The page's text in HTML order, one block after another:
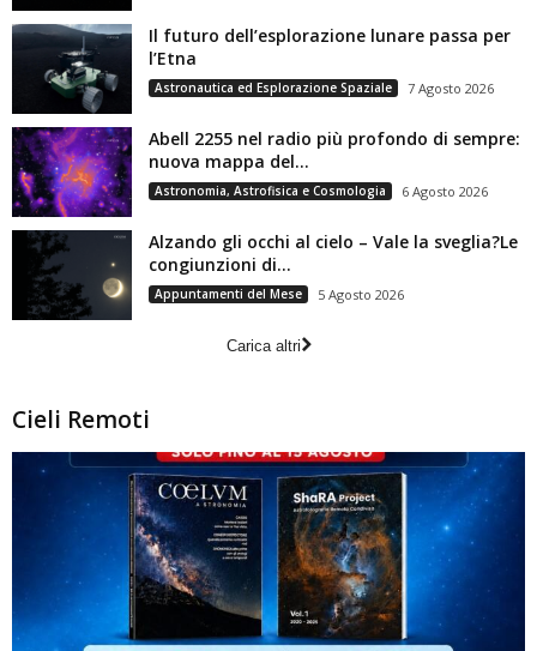
Il futuro dell’esplorazione lunare passa per
l’Etna
Astronautica ed Esplorazione Spaziale 7 Agosto 2026
Abell 2255 nel radio più profondo di sempre:
nuova mappa del...
Astronomia, Astrofisica e Cosmologia 6 Agosto 2026
Alzando gli occhi al cielo – Vale la sveglia?Le
congiunzioni di...
Appuntamenti del Mese 5 Agosto 2026
Carica altri
Cieli Remoti